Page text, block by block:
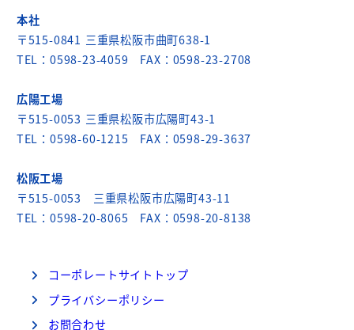
本社
〒515-0841 三重県松阪市曲町638-1
TEL：0598-23-4059 FAX：0598-23-2708
広陽工場
〒515-0053 三重県松阪市広陽町43-1
TEL：0598-60-1215 FAX：0598-29-3637
松阪工場
〒515-0053 三重県松阪市広陽町43-11
TEL：0598-20-8065 FAX：0598-20-8138
コーポレートサイトトップ
プライバシーポリシー
お問合わせ